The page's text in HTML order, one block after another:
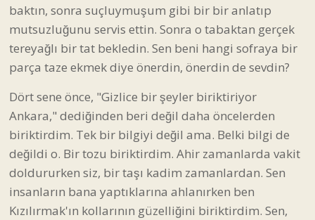
baktın, sonra suçluymuşum gibi bir bir anlatıp
mutsuzluğunu servis ettin. Sonra o tabaktan gerçek
tereyağlı bir tat bekledin. Sen beni hangi sofraya bir
parça taze ekmek diye önerdin, önerdin de sevdin?
Dört sene önce, "Gizlice bir şeyler biriktiriyor
Ankara," dediğinden beri değil daha öncelerden
biriktirdim. Tek bir bilgiyi değil ama. Belki bilgi de
değildi o. Bir tozu biriktirdim. Ahir zamanlarda vakit
doldururken siz, bir taşı kadim zamanlardan. Sen
insanların bana yaptıklarına ahlanırken ben
Kızılırmak'ın kollarının güzelliğini biriktirdim. Sen,